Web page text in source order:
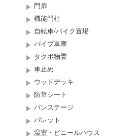
門扉
機能門柱
自転車/バイク置場
パイプ車庫
タクボ物置
車止め
ウッドデッキ
防草シート
バンステージ
パレット
温室・ビニールハウス